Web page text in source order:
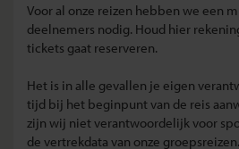
Voor al onze reizen hebben we een
deelnemers nodig. Houd hier
tickets gaat reserveren.
Het is in alle gevallen je eigen
tijd bij het beginpunt van de reis
zijn wij niet verantwoordelijk voor
de vertrekdata van onze groepsreizen.